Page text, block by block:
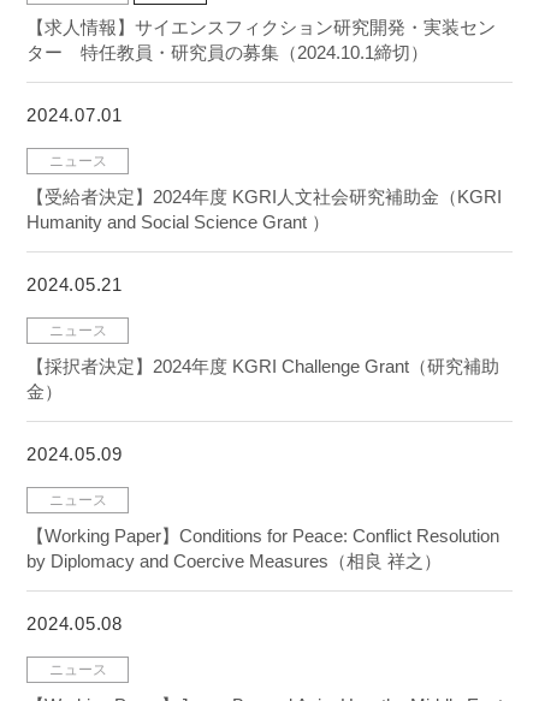
【求人情報】サイエンスフィクション研究開発・実装セン
ター 特任教員・研究員の募集（2024.10.1締切）
2024.07.01
ニュース
【受給者決定】2024年度 KGRI人文社会研究補助金（KGRI
Humanity and Social Science Grant ）
2024.05.21
ニュース
【採択者決定】2024年度 KGRI Challenge Grant（研究補助
金）
2024.05.09
ニュース
【Working Paper】Conditions for Peace: Conflict Resolution
by Diplomacy and Coercive Measures（相良 祥之）
2024.05.08
ニュース